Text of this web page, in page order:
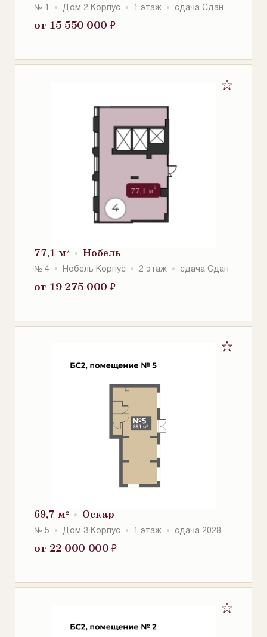
№ 1 Дом 2 Корпус 1 этаж сдача Сдан
от 15 550 000 ₽
77,1 м² Нобель
№ 4 Нобель Корпус 2 этаж сдача Сдан
от 19 275 000 ₽
69,7 м² Оскар
№ 5 Дом 3 Корпус 1 этаж сдача 2028
от 22 000 000 ₽